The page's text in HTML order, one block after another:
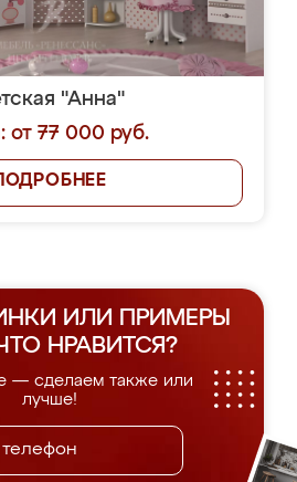
"Анна"
от 77 000 руб.
ИЛИ ПРИМЕРЫ
НРАВИТСЯ?
— сделаем также или
лучше!